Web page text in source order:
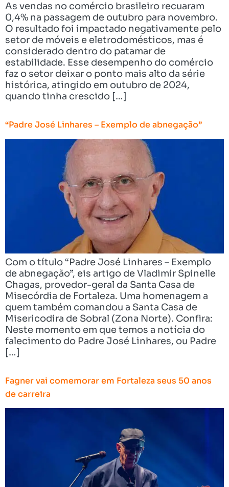
As vendas no comércio brasileiro recuaram
0,4% na passagem de outubro para novembro.
O resultado foi impactado negativamente pelo
setor de móveis e eletrodomésticos, mas é
considerado dentro do patamar de
estabilidade. Esse desempenho do comércio
faz o setor deixar o ponto mais alto da série
histórica, atingido em outubro de 2024,
quando tinha crescido […]
“Padre José Linhares – Exemplo de abnegação”
Com o título “Padre José Linhares – Exemplo
de abnegação”, eis artigo de Vladimir Spinelle
Chagas, provedor-geral da Santa Casa de
Misecórdia de Fortaleza. Uma homenagem a
quem também comandou a Santa Casa de
Misericodira de Sobral (Zona Norte). Confira:
Neste momento em que temos a notícia do
falecimento do Padre José Linhares, ou Padre
[…]
Fagner vai comemorar em Fortaleza seus 50 anos
de carreira